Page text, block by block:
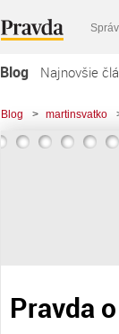
Blog Najnovšie
Blog > martinsvatko
Pravda